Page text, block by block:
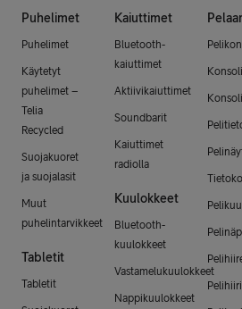
Puhelimet
Puhelimet
Käytetyt
puhelimet –
Telia
Recycled
Suojakuoret
ja suojalasit
Muut
puhelintarvikkeet
Tabletit
Tabletit
Kaiuttimet
Bluetooth-
kaiuttimet
Aktiivikaiuttimet
Soundbarit
Kaiuttimet
radiolla
Kuulokkeet
Bluetooth-
kuulokkeet
Vastamelukuulokkeet
Nappikuulokkeet